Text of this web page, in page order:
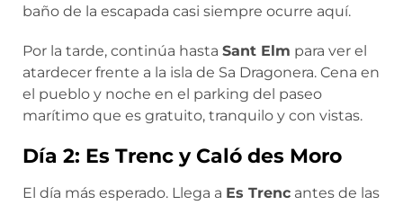
baño de la escapada casi siempre ocurre aquí.
Por la tarde, continúa hasta Sant Elm para ver el
atardecer frente a la isla de Sa Dragonera. Cena en
el pueblo y noche en el parking del paseo
marítimo que es gratuito, tranquilo y con vistas.
Día 2: Es Trenc y Caló des Moro
El día más esperado. Llega a Es Trenc antes de las